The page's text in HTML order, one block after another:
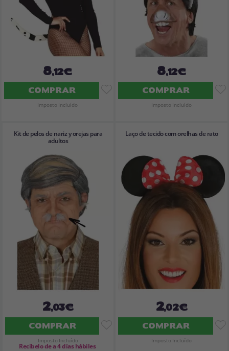
8,12€
COMPRAR
Imposto Incluído
8,12€
COMPRAR
Imposto Incluído
Kit de pelos de nariz y orejas para
adultos
2,03€
COMPRAR
Imposto Incluído
Recíbelo de a 4 días hábiles
Laço de tecido com orelhas de rato
2,02€
COMPRAR
Imposto Incluído